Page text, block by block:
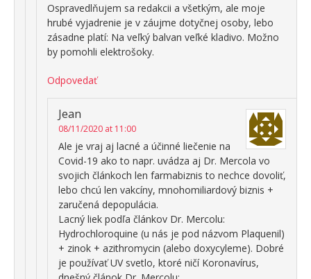
Ospravedlňujem sa redakcii a všetkým, ale moje
hrubé vyjadrenie je v záujme dotyčnej osoby, lebo
zásadne platí: Na veľký balvan veľké kladivo. Možno
by pomohli elektrošoky.
Odpovedať
Jean
08/11/2020 at 11:00
Ale je vraj aj lacné a účinné liečenie na
Covid-19 ako to napr. uvádza aj Dr. Mercola vo
svojich článkoch len farmabiznis to nechce dovoliť,
lebo chcú len vakcíny, mnohomiliardový biznis +
zaručená depopulácia.
Lacný liek podľa článkov Dr. Mercolu:
Hydrochloroquine (u nás je pod názvom Plaquenil)
+ zinok + azithromycin (alebo doxycyleme). Dobré
je používať UV svetlo, ktoré ničí Koronavírus,